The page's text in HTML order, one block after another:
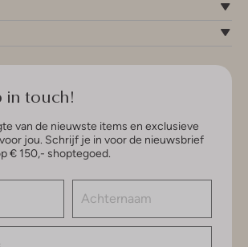
in touch!
van de nieuwste items en exclusieve
jou. Schrijf je in voor de nieuwsbrief
€ 150,- shoptegoed.